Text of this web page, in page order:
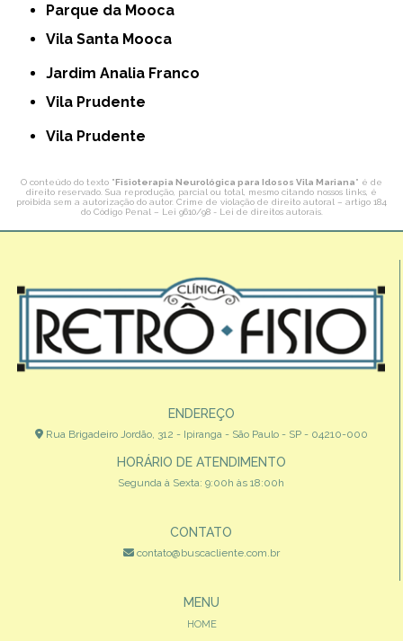
Parque da Mooca
Vila Santa Mooca
Jardim Analia Franco
Vila Prudente
Vila Prudente
O conteúdo do texto "Fisioterapia Neurológica para Idosos Vila Mariana" é de
direito reservado. Sua reprodução, parcial ou total, mesmo citando nossos links, é
proibida sem a autorização do autor. Crime de violação de direito autoral – artigo 184
do Código Penal – Lei 9610/98 - Lei de direitos autorais.
ENDEREÇO
Rua Brigadeiro Jordão, 312 - Ipiranga - São Paulo - SP - 04210-000
HORÁRIO DE ATENDIMENTO
Segunda à Sexta: 9:00h às 18:00h
CONTATO
contato@buscacliente.com.br
MENU
HOME